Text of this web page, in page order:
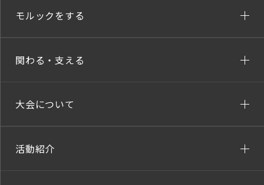
モルックをする
関わる・支える
大会について
活動紹介